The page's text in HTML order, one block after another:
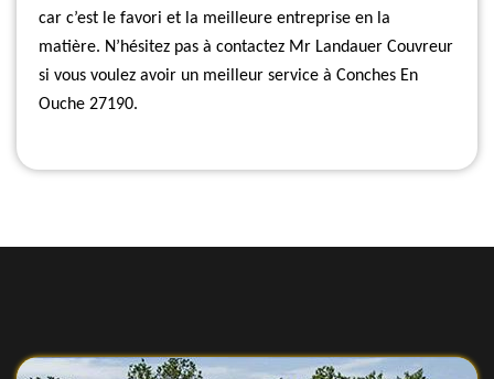
car c’est le favori et la meilleure entreprise en la
matière. N’hésitez pas à contactez Mr Landauer Couvreur
si vous voulez avoir un meilleur service à Conches En
Ouche 27190.